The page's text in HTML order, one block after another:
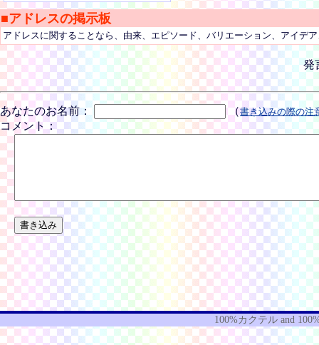
■アドレスの掲示板
アドレスに関することなら、由来、エピソード、バリエーション、アイデ
発
あなたのお名前： （書き込みの際の注
コメント：
100%カクテルand